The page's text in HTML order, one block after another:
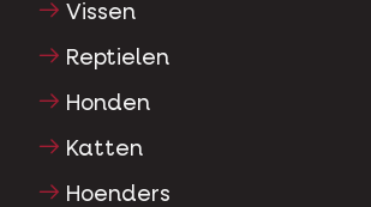
Vissen
Reptielen
Honden
Katten
Hoenders